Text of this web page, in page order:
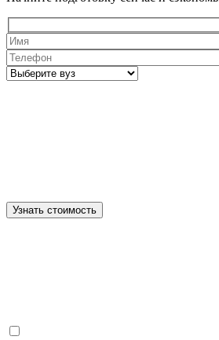
Узнать стоимость